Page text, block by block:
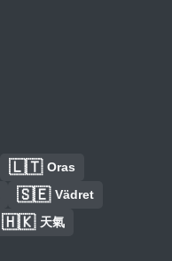
🇱🇹 Oras
🇸🇪 Vädret
🇭🇰 天氣